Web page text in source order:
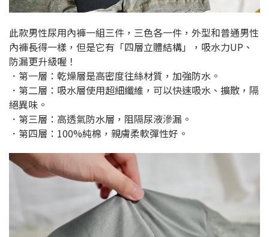
此款男性尿用內褲一組三件，三色各一件，外型和普通男性
內褲長得一樣，但是它有「四層立體結構」，吸水力UP、
防漏更升級喔！
．第一層：乾燥層是高密度往絲材質，加強防水。
．第二層：吸水層使用超細纖維，可以快速吸水、擴散，隔
絕異味。
．第三層：高透氣防水層，阻隔尿液滲漏。
．第四層：100%純棉，親膚柔軟彈性好。